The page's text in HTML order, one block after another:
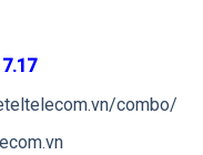
combo/